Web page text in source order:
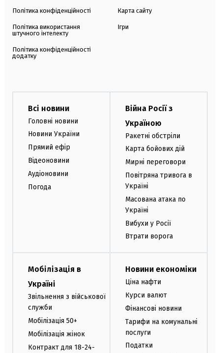
Політика конфіденційності
Політика використання
штучного інтелекту
Політика конфіденційності
додатку
Карта сайту
Ігри
Всі новини
Головні новини
Новини України
Прямий ефір
Відеоновини
Аудіоновини
Погода
Війна Росії з
Україною
Ракетні обстріли
Карта бойових дій
Мирні переговори
Повітряна тривога в
Україні
Масована атака по
Україні
Вибухи у Росії
Втрати ворога
Мобілізація в
Україні
Звільнення з військової
служби
Мобілізація 50+
Мобілізація жінок
Контракт для 18-24-
Новини економіки
Ціна нафти
Курси валют
Фінансові новини
Тарифи на комунальні
послуги
Податки